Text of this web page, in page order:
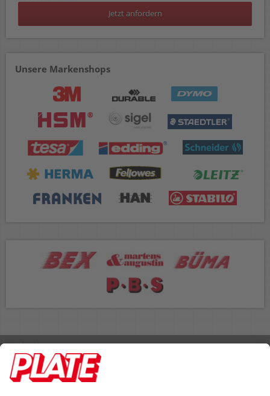
Jetzt anfordern
Unsere Markenshops
Rufen Sie uns an 04298 401-0
Lieferbedingungen Impressum